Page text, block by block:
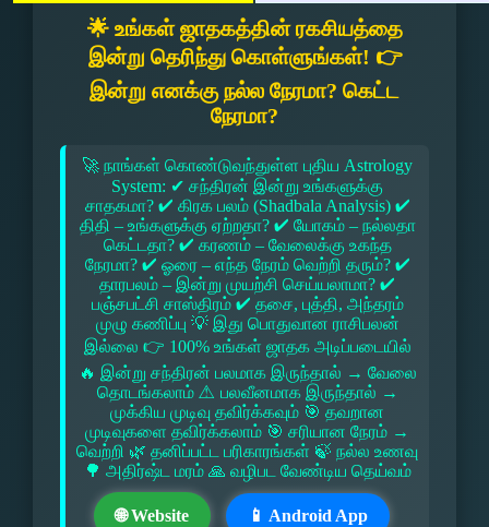
🌟 உங்கள் ஜாதகத்தின் ரகசியத்தை
இன்று தெரிந்து கொள்ளுங்கள்! 👉
இன்று எனக்கு நல்ல நேரமா? கெட்ட
நேரமா?
🚀 நாங்கள் கொண்டுவந்துள்ள புதிய Astrology
System: ✔ சந்திரன் இன்று உங்களுக்கு
சாதகமா? ✔ கிரக பலம் (Shadbala Analysis) ✔
திதி – உங்களுக்கு ஏற்றதா? ✔ யோகம் – நல்லதா
கெட்டதா? ✔ கரணம் – வேலைக்கு உகந்த
நேரமா? ✔ ஓரை – எந்த நேரம் வெற்றி தரும்? ✔
தாரபலம் – இன்று முயற்சி செய்யலாமா? ✔
பஞ்சபட்சி சாஸ்திரம் ✔ தசை, புத்தி, அந்தரம்
முழு கணிப்பு 💡 இது பொதுவான ராசிபலன்
இல்லை 👉 100% உங்கள் ஜாதக அடிப்படையில்
🔥 இன்று சந்திரன் பலமாக இருந்தால் → வேலை
தொடங்கலாம் ⚠ பலவீனமாக இருந்தால் →
முக்கிய முடிவு தவிர்க்கவும் 🎯 தவறான
முடிவுகளை தவிர்க்கலாம் 🎯 சரியான நேரம் →
வெற்றி 🌿 தனிப்பட்ட பரிகாரங்கள் 🍃 நல்ல உணவு
🌳 அதிர்ஷ்ட மரம் 🙏 வழிபட வேண்டிய தெய்வம்
🌐 Website 📱 Android App